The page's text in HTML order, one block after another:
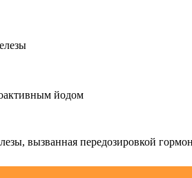
йодом
вызванная передозировкой